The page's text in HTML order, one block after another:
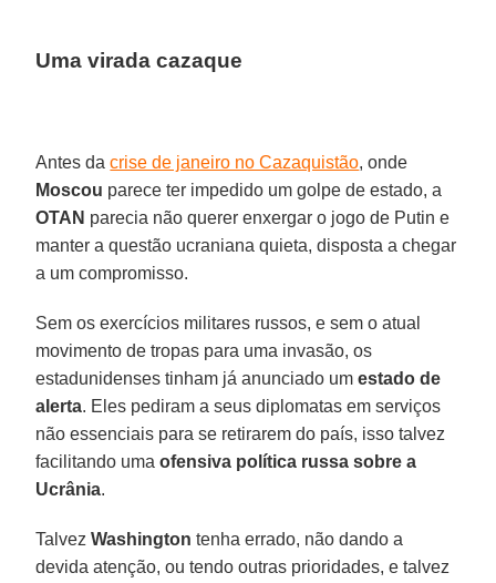
Uma virada cazaque
Antes dacrise de janeiro no Cazaquistão, onde
Moscou parece ter impedido um golpe de estado, a
OTAN parecia não querer enxergar o jogo de Putin e
manter a questão ucraniana quieta, disposta a chegar
a um compromisso.
Sem os exercícios militares russos, e sem o atual
movimento de tropas para uma invasão, os
estadunidenses tinham já anunciado umestado de
alerta. Eles pediram a seus diplomatas em serviços
não essenciais para se retirarem do país, isso talvez
facilitando umaofensiva política russa sobre a
Ucrânia.
TalvezWashington tenha errado, não dando a
devida atenção, ou tendo outras prioridades, e talvez